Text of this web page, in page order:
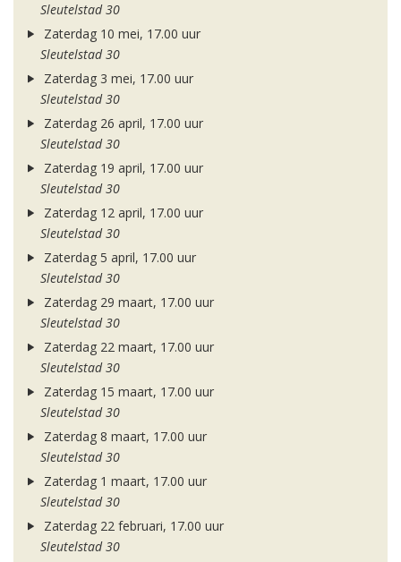
Sleutelstad 30
Zaterdag 10 mei, 17.00 uur
Sleutelstad 30
Zaterdag 3 mei, 17.00 uur
Sleutelstad 30
Zaterdag 26 april, 17.00 uur
Sleutelstad 30
Zaterdag 19 april, 17.00 uur
Sleutelstad 30
Zaterdag 12 april, 17.00 uur
Sleutelstad 30
Zaterdag 5 april, 17.00 uur
Sleutelstad 30
Zaterdag 29 maart, 17.00 uur
Sleutelstad 30
Zaterdag 22 maart, 17.00 uur
Sleutelstad 30
Zaterdag 15 maart, 17.00 uur
Sleutelstad 30
Zaterdag 8 maart, 17.00 uur
Sleutelstad 30
Zaterdag 1 maart, 17.00 uur
Sleutelstad 30
Zaterdag 22 februari, 17.00 uur
Sleutelstad 30